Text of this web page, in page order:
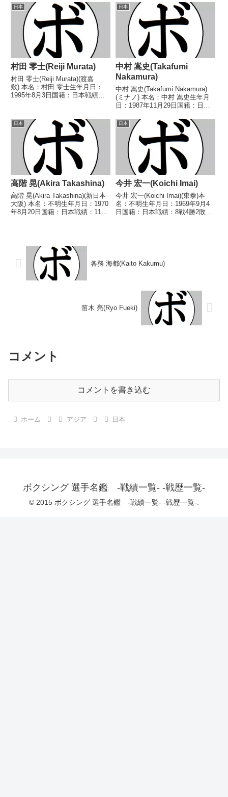
敗2分 【獲得タイトル】1989年度
KSD杯争奪スーパーバンタム級
トーナメント優勝 【戦歴】...
し 【戦歴】1940/12/03 ●4R判
定 (採点不明) 秋山 政司(大東
亜)1941/03...
日本
村田 零士(Reiji Murata)
村田 零士(Reiji Murata)(渡嘉
敷) 本名：村田 零士生年月日：
1995年8月3日国籍：日本戦績：
2018/03/23 ○3RTKO 星 尚志
(マナベ)2018/07/...
日本
中村 嵩史(Takafumi
Nakamura)
中村 嵩史(Takafumi Nakamura)
(ミナノ) 本名：中村 嵩史生年月
日：1987年11月29日国籍：日本
なし 【戦歴】2022/03/05 ●4R
判定 0-3(37-39、36-40、36-40...
日本
高階 晃(Akira Takashina)
高階 晃(Akira Takashina)(新日本
大阪) 本名：不明生年月日：1970
年8月20日国籍：日本戦績：11戦
判定 (採...
日本
今井 宏一(Koichi Imai)
今井 宏一(Koichi Imai)(東拳)本
名：不明生年月日：1969年9月4
日国籍：日本戦績：8戦4勝2敗2
各務 海都(Kaito Kakumu)
笛木 亮(Ryo Fueki)
コメント
コメントを書き込む
ホーム アジア 日本
ボクシング 選手名鑑 -戦績一覧- -戦歴一覧-
© 2015 ボクシング 選手名鑑 -戦績一覧- -戦歴一覧-.